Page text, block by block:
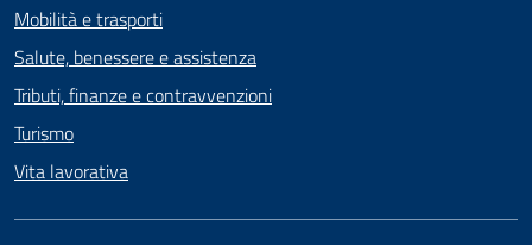
Mobilità e trasporti
Salute, benessere e assistenza
Tributi, finanze e contravvenzioni
Turismo
Vita lavorativa